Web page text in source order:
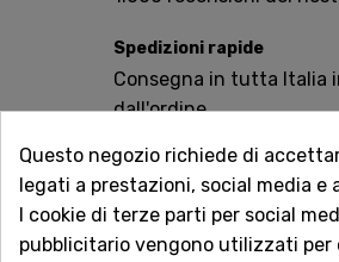
Spedizioni rapide
Consegna in tutta Italia
dall'ordine
Servizio Clienti sempre
Contattaci online
qualsiasi informazione.
Questo negozio richiede di
legati a prestazioni, social media e
I cookie di terze parti per social
pubblicitario vengono utilizzati